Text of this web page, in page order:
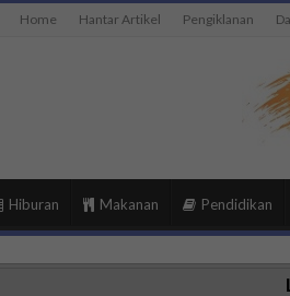
Home Hantar Artikel Pengiklanan
Hiburan Makanan Pendidikan